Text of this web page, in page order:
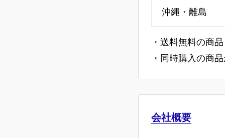
沖縄・離島
・送料無料の商
・同時購入の商
会社概要